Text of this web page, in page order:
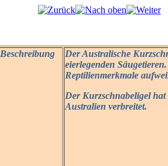
Beschreibung
Der Australische
eierlegenden
Reptilienmerkmale
Der Kurzschnabeligel
Australien verbreitet.